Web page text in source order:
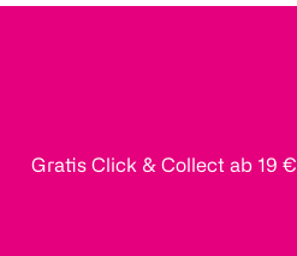
Gratis Click & Collect ab 19 €